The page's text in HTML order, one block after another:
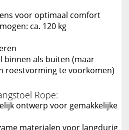
voor optimaal comfort
ca. 120 kg
binnen als buiten (maar
roestvorming te voorkomen)
Rope:
ontwerp voor gemakkelijke
materialen voor langdurig